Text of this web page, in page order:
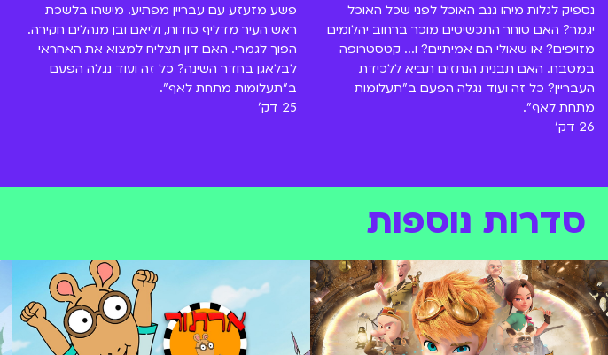
נספיק לגלות מיהו גנב האוכל לפני שכל האוכל
יגמר? האם סוחר התכשיטים מוכר ברחוב יהלומים
מזויפים? או שאולי הם אמיתיים? ו... קטסטרופה
במטבח. האם תבנית הנתזים תביא ללכידת
העבריין? כל זה ועוד נגלה הפעם ב"תעלומות
מתחת לאף".
26 דק'
פשע מזעזע עם עבריין מפתיע. מישהו בלשכת
ראש העיר מדליף סודות, וליאם ובן מנהלים חקירה.
הפוך לגמרי. האם דון תצליח למצוא את האחראי
לבלאגן בחדר השינה? כל זה ועוד נגלה הפעם
ב"תעלומות מתחת לאף".
25 דק'
סדרות נוספות